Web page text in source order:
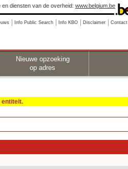
en diensten van de overheid: www.belgium.be
Info Public Search Info KBO Disclaimer Contact
Nieuwe opzoeking
op adres
entiteit.